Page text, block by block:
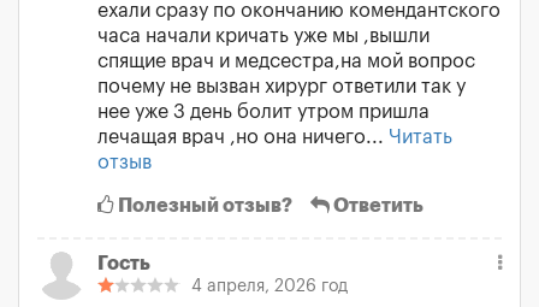
ехали сразу по окончанию комендантского
часа начали кричать уже мы ,вышли
спящие врач и медсестра,на мой вопрос
почему не вызван хирург ответили так у
нее уже 3 день болит утром пришла
лечащая врач ,но она ничего... Читать
отзыв
Полезный отзыв? Ответить
Гость
4 апреля, 2026 год